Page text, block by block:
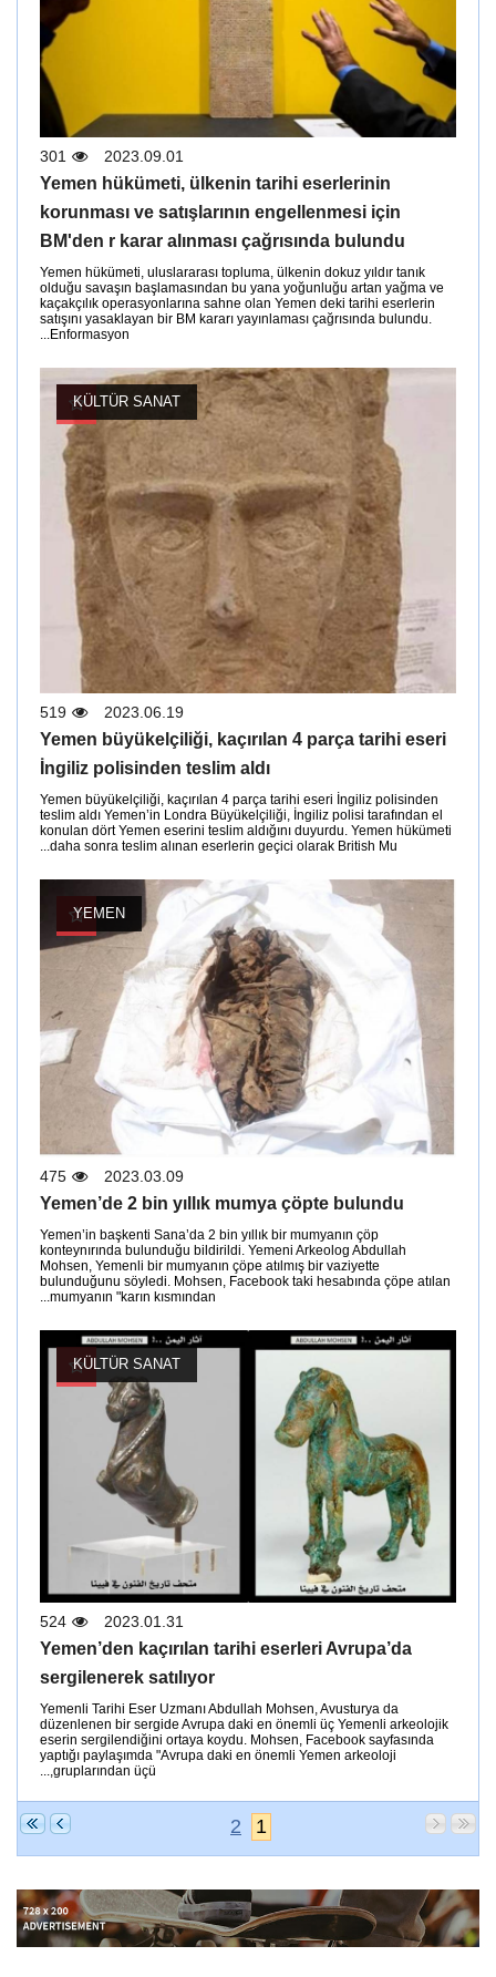
2023.09.01
301
Yemen hükümeti, ülkenin tarihi eserlerinin
korunması ve satışlarının engellenmesi için
BM'den r karar alınması çağrısında bulundu
Yemen hükümeti, uluslararası topluma, ülkenin dokuz yıldır tanık
olduğu savaşın başlamasından bu yana yoğunluğu artan yağma ve
kaçakçılık operasyonlarına sahne olan Yemen deki tarihi eserlerin
satışını yasaklayan bir BM kararı yayınlaması çağrısında bulundu.
Enformasyon...
KÜLTÜR SANAT
2023.06.19
519
Yemen büyükelçiliği, kaçırılan 4 parça tarihi eseri
İngiliz polisinden teslim aldı
Yemen büyükelçiliği, kaçırılan 4 parça tarihi eseri İngiliz polisinden
teslim aldı Yemen’in Londra Büyükelçiliği, İngiliz polisi tarafından el
konulan dört Yemen eserini teslim aldığını duyurdu. Yemen hükümeti
daha sonra teslim alınan eserlerin geçici olarak British Mu...
YEMEN
2023.03.09
475
Yemen’de 2 bin yıllık mumya çöpte bulundu
Yemen’in başkenti Sana’da 2 bin yıllık bir mumyanın çöp
konteynırında bulunduğu bildirildi. Yemeni Arkeolog Abdullah
Mohsen, Yemenli bir mumyanın çöpe atılmış bir vaziyette
bulunduğunu söyledi. Mohsen, Facebook taki hesabında çöpe atılan
mumyanın "karın kısmından...
KÜLTÜR SANAT
2023.01.31
524
Yemen’den kaçırılan tarihi eserleri Avrupa’da
sergilenerek satılıyor
Yemenli Tarihi Eser Uzmanı Abdullah Mohsen, Avusturya da
düzenlenen bir sergide Avrupa daki en önemli üç Yemenli arkeolojik
eserin sergilendiğini ortaya koydu. Mohsen, Facebook sayfasında
yaptığı paylaşımda "Avrupa daki en önemli Yemen arkeoloji
gruplarından üçü,...
2 1